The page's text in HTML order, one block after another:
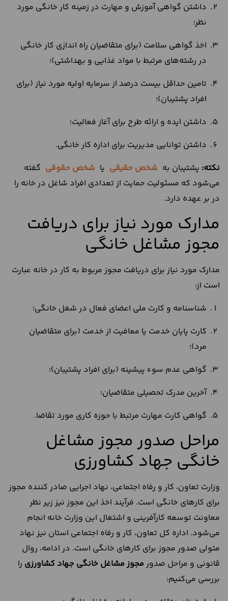
داشتن گواهی آموزش و مهارت در زمینه کار خانگی مورد
نظر؛
اخذ گواهی سلامت (برای متقاضیان راه اندازی کار خانگی
در رشته‌های مرتبط با مواد غذایی و بهداشتی)؛
تامین حداقل بیست درصد از سرمایه اولیه مورد نیاز (برای
افراد پشتیبان)؛
داشتن ایده و ارائه طرح برای آغاز فعالیت؛
داشتن توانایی مدیریت برای اداره کار خانگی.
نکته: پشتیبان به شخص حقیقی یا شخص حقوقی گفته
می‌شود که مسئولیت حمایت از تعدادی افراد شاغل در خانه را
در بر عهده دارد.
مدارک مورد نیاز برای دریافت
مجوز مشاغل خانگی
مدارک مورد نیاز برای دریافت مجوز مربوط به کار در خانه عبارت
است از:
شناسنامه و کارت ملی اعضای فعال در شغل خانگی؛
کارت پایان خدمت یا معافیت از خدمت (برای متقاضیان
مرد)؛
گواهی عدم سوء پیشینه (برای افراد پشتیبان)؛
آخرین مدرک تحصیلی متقاضیان؛
گواهی کارت مهارت مرتبط با حوزه کاری مورد تقاضا.
مراحل صدور مجوز مشاغل
خانگی جهاد کشاورزی
وزارت تعاون، کار و رفاه اجتماعی، نهاد اجرایی صادر کننده مجوز
برای کارهای خانگی است. فرآیند اخذ این مجوز نیز زیر نظر
معاونت توسعه کارآفرینی و اشتغال این وزارت خانه انجام
می‌شود. اداره کل تعاون، کار و رفاه اجتماعی استان نیز نهاد
متولی صدور مجوز برای کارهای خانگی است. در ادامه، روال
قانونی و مراحل صدور مجوز مشاغل خانگی جهاد کشاورزی را
بررسی می‌کنیم: